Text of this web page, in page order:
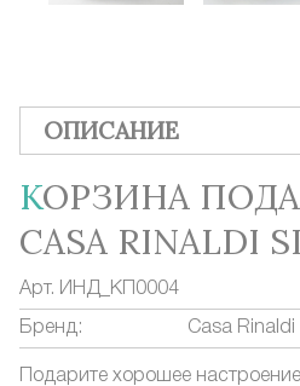
ОПИСАНИЕ
КОРЗИНА ПОДАРОЧНАЯ
CASA RINALDI
Арт. ИНД_КП0004
Бренд: Casa Rinaldi
Подарите хорошее